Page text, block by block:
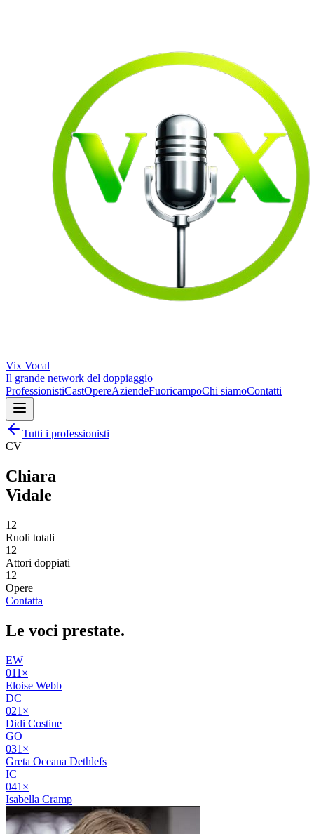
Vix Vocal
Il grande network del doppiaggio
ProfessionistiCastOpereAziendeFuoricampoChi siamoContatti
Tutti i professionisti
CV
Chiara
Vidale
12
Ruoli totali
12
Attori doppiati
12
Opere
Contatta
Le voci prestate.
EW
011 ×
Eloise Webb
DC
021 ×
Didi Costine
GO
031 ×
Greta Oceana Dethlefs
IC
041 ×
Isabella Cramp